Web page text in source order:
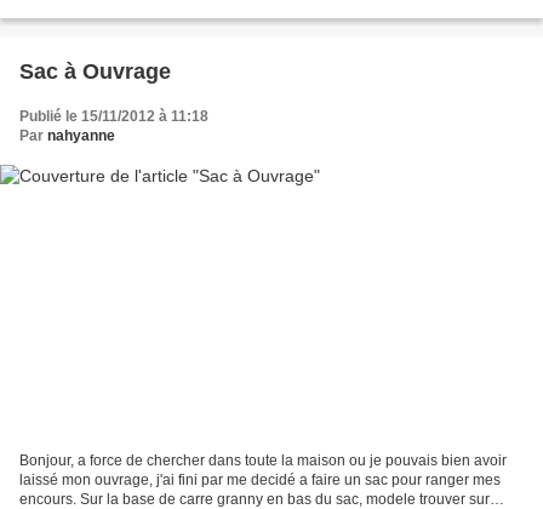
Sac à Ouvrage
Publié le 15/11/2012 à 11:18
Par nahyanne
Bonjour, a force de chercher dans toute la maison ou je pouvais bien avoir
laissé mon ouvrage, j'ai fini par me decidé a faire un sac pour ranger mes
encours. Sur la base de carre granny en bas du sac, modele trouver sur